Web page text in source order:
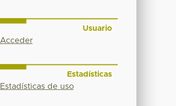
Usuario
Acceder
Estadísticas
Estadísticas de uso